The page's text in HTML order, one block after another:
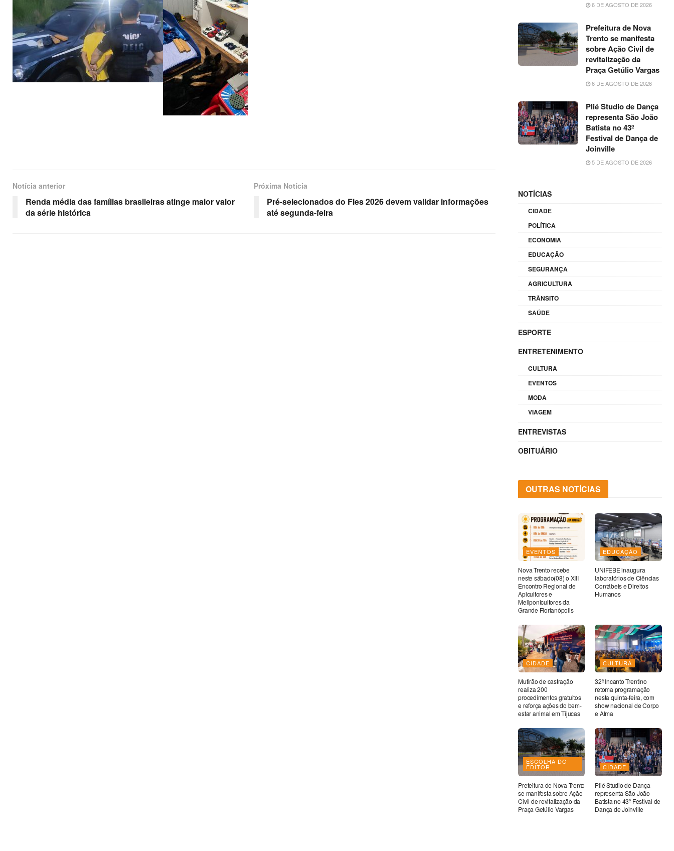
Notícia anterior
Renda média das famílias brasileiras atinge maior valor
da série histórica
Próxima Notícia
Pré-selecionados do Fies 2026 devem validar informações
até segunda-feira
6 DE AGOSTO DE 2026
Prefeitura de Nova
Trento se manifesta
sobre Ação Civil de
revitalização da
Praça Getúlio Vargas
6 DE AGOSTO DE 2026
Plié Studio de Dança
representa São João
Batista no 43º
Festival de Dança de
Joinville
5 DE AGOSTO DE 2026
NOTÍCIAS
CIDADE
POLÍTICA
ECONOMIA
EDUCAÇÃO
SEGURANÇA
AGRICULTURA
TRÂNSITO
SAÚDE
ESPORTE
ENTRETENIMENTO
CULTURA
EVENTOS
MODA
VIAGEM
ENTREVISTAS
OBITUÁRIO
OUTRAS NOTÍCIAS
EVENTOS
Nova Trento recebe
neste sábado(08) o XIII
Encontro Regional de
Apicultores e
Meliponicultores da
Grande Florianópolis
EDUCAÇÃO
UNIFEBE inaugura
laboratórios de Ciências
Contábeis e Direitos
Humanos
CIDADE
Mutirão de castração
realiza 200
procedimentos gratuitos
e reforça ações do bem-
estar animal em Tijucas
CULTURA
32ª Incanto Trentino
retoma programação
nesta quinta-feira, com
show nacional de Corpo
e Alma
ESCOLHA DO
EDITOR
Prefeitura de Nova Trento
se manifesta sobre Ação
Civil de revitalização da
Praça Getúlio Vargas
CIDADE
Plié Studio de Dança
representa São João
Batista no 43º Festival de
Dança de Joinville